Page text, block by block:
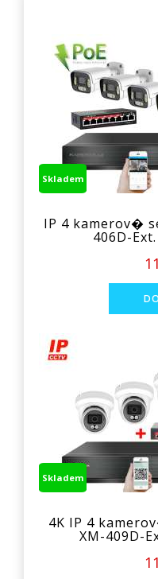
Skladem
IP 4 kamerov�
406D-
Skladem
4K IP 4
XM-409D-